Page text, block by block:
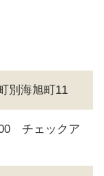
別海旭町11
チェックア